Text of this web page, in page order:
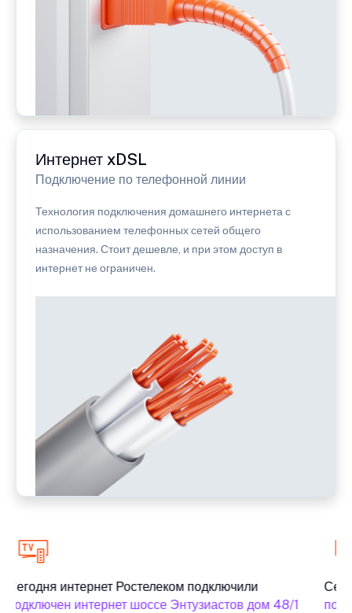
Интернет xDSL
Подключение по телефонной линии
Технология подключения домашнего интернета с
использованием телефонных сетей общего
назначения. Стоит дешевле, и при этом доступ в
интернет не ограничен.
Сегодня интернет Ростелеком подключили
подключен интернет шоссе Энтузиастов дом 48/1